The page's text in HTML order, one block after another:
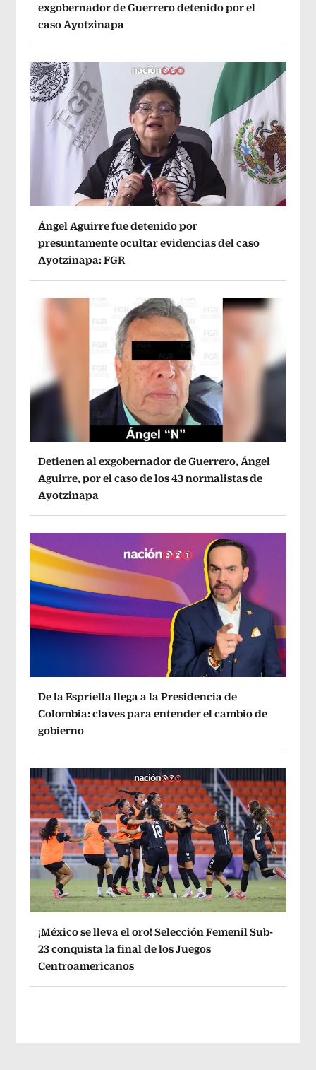
exgobernador de Guerrero detenido por el
caso Ayotzinapa
Ángel Aguirre fue detenido por
presuntamente ocultar evidencias del caso
Ayotzinapa: FGR
Detienen al exgobernador de Guerrero, Ángel
Aguirre, por el caso de los 43 normalistas de
Ayotzinapa
De la Espriella llega a la Presidencia de
Colombia: claves para entender el cambio de
gobierno
¡México se lleva el oro! Selección Femenil Sub-
23 conquista la final de los Juegos
Centroamericanos